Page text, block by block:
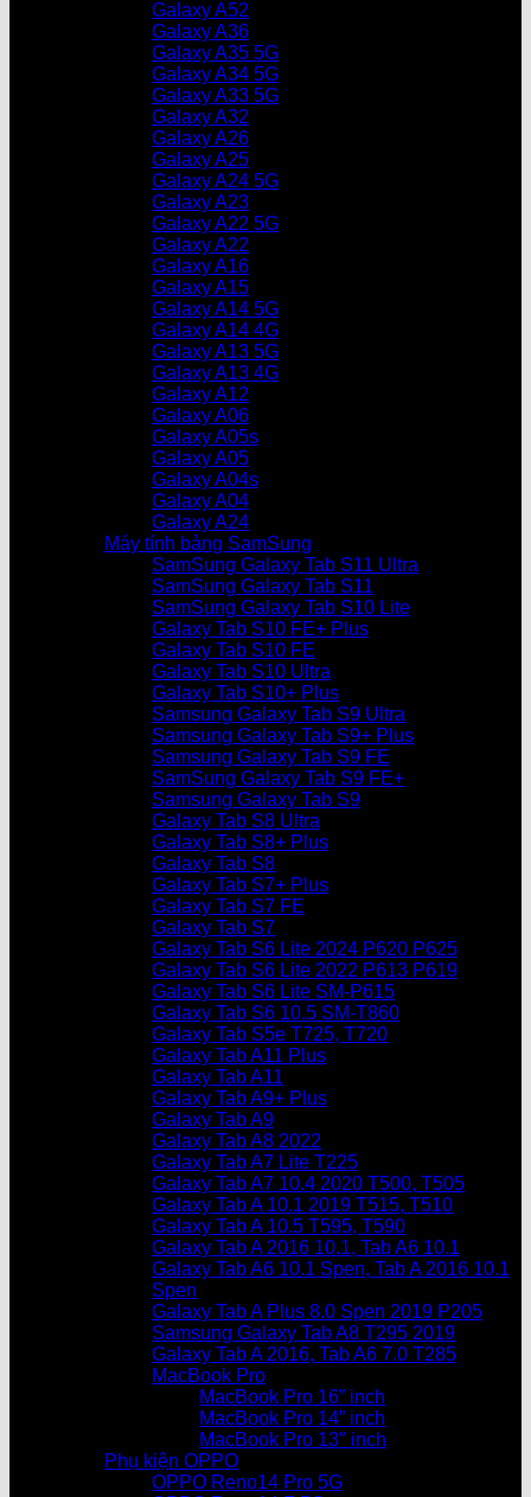
Galaxy A52
Galaxy A36
Galaxy A35 5G
Galaxy A34 5G
Galaxy A33 5G
Galaxy A32
Galaxy A26
Galaxy A25
Galaxy A24 5G
Galaxy A23
Galaxy A22 5G
Galaxy A22
Galaxy A16
Galaxy A15
Galaxy A14 5G
Galaxy A14 4G
Galaxy A13 5G
Galaxy A13 4G
Galaxy A12
Galaxy A06
Galaxy A05s
Galaxy A05
Galaxy A04s
Galaxy A04
Galaxy A24
Máy tính bảng SamSung
SamSung Galaxy Tab S11 Ultra
SamSung Galaxy Tab S11
SamSung Galaxy Tab S10 Lite
Galaxy Tab S10 FE+ Plus
Galaxy Tab S10 FE
Galaxy Tab S10 Ultra
Galaxy Tab S10+ Plus
Samsung Galaxy Tab S9 Ultra
Samsung Galaxy Tab S9+ Plus
Samsung Galaxy Tab S9 FE
SamSung Galaxy Tab S9 FE+
Samsung Galaxy Tab S9
Galaxy Tab S8 Ultra
Galaxy Tab S8+ Plus
Galaxy Tab S8
Galaxy Tab S7+ Plus
Galaxy Tab S7 FE
Galaxy Tab S7
Galaxy Tab S6 Lite 2024 P620 P625
Galaxy Tab S6 Lite 2022 P613 P619
Galaxy Tab S6 Lite SM-P615
Galaxy Tab S6 10.5 SM-T860
Galaxy Tab S5e T725, T720
Galaxy Tab A11 Plus
Galaxy Tab A11
Galaxy Tab A9+ Plus
Galaxy Tab A9
Galaxy Tab A8 2022
Galaxy Tab A7 Lite T225
Galaxy Tab A7 10.4 2020 T500, T505
Galaxy Tab A 10.1 2019 T515, T510
Galaxy Tab A 10.5 T595, T590
Galaxy Tab A 2016 10.1, Tab A6 10.1
Galaxy Tab A6 10.1 Spen, Tab A 2016 10.1
Spen
Galaxy Tab A Plus 8.0 Spen 2019 P205
Samsung Galaxy Tab A8 T295 2019
Galaxy Tab A 2016, Tab A6 7.0 T285
MacBook Pro
MacBook Pro 16” inch
MacBook Pro 14” inch
MacBook Pro 13″ inch
Phụ kiện OPPO
OPPO Reno14 Pro 5G